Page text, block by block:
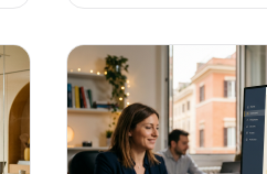
studenti in Italia nel